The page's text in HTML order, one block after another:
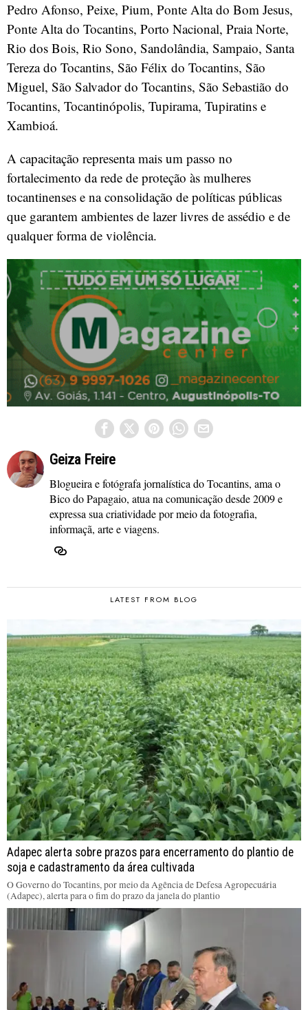
Pedro Afonso, Peixe, Pium, Ponte Alta do Bom Jesus,
Ponte Alta do Tocantins, Porto Nacional, Praia Norte,
Rio dos Bois, Rio Sono, Sandolândia, Sampaio, Santa
Tereza do Tocantins, São Félix do Tocantins, São
Miguel, São Salvador do Tocantins, São Sebastião do
Tocantins, Tocantinópolis, Tupirama, Tupiratins e
Xambioá.
A capacitação representa mais um passo no
fortalecimento da rede de proteção às mulheres
tocantinenses e na consolidação de políticas públicas
que garantem ambientes de lazer livres de assédio e de
qualquer forma de violência.
Geiza Freire
Blogueira e fotógrafa jornalística do Tocantins, ama o
Bico do Papagaio, atua na comunicação desde 2009 e
expressa sua criatividade por meio da fotografia,
informaçã, arte e viagens.
LATEST FROM BLOG
Adapec alerta sobre prazos para encerramento do plantio de
soja e cadastramento da área cultivada
O Governo do Tocantins, por meio da Agência de Defesa Agropecuária
(Adapec), alerta para o fim do prazo da janela do plantio